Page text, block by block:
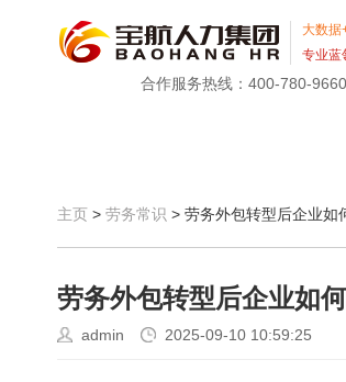
大数据
专业蓝
合作服务热线：400-780-9660
主页 > 劳务常识 > 劳务外包转型后企业如
劳务外包转型后企业如
admin 2025-09-10 10:59:25